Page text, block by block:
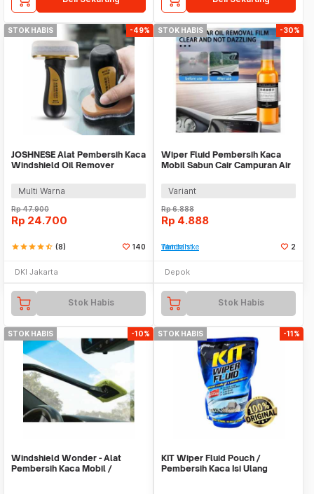
STOK HABIS -49%
JOSHNESE Alat Pembersih Kaca
Windshield Oil Remover
Multi Warna
Rp47.900
Rp 24.700
starstarstarstarstar_half (8) 140
DKI Jakarta
Stok Habis
STOK HABIS -30%
Wiper Fluid Pembersih Kaca
Mobil Sabun Cair Campuran Air
Variant
Rp6.888
Rp 4.888
Tambah ke Watchlist 2
Depok
Stok Habis
STOK HABIS -10%
Windshield Wonder - Alat
Pembersih Kaca Mobil /
STOK HABIS -11%
KIT Wiper Fluid Pouch /
Pembersih Kaca Isi Ulang